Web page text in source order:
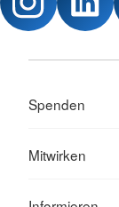
Spenden
Mitwirken